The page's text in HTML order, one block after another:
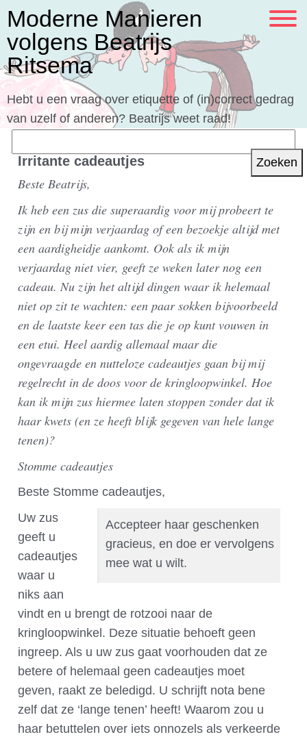
Moderne Manieren
volgens Beatrijs
Ritsema
Hebt u een vraag over etiquette of (in)correct gedrag
van uzelf of anderen? Beatrijs weet raad!
naar:Irritante cadeautjes
Beste Beatrijs,
Ik heb een zus die superaardig voor mij probeert te
zijn en bij mijn verjaardag of een bezoekje altijd met
een aardigheidje aankomt. Ook als ik mijn
verjaardag niet vier, geeft ze weken later nog een
cadeau. Nu zijn het altijd dingen waar ik helemaal
niet op zit te wachten: een paar sokken bijvoorbeeld
en de laatste keer een tas die je op kunt vouwen in
een etui. Heel aardig allemaal maar die
ongevraagde en nutteloze cadeautjes gaan bij mij
regelrecht in de doos voor de kringloopwinkel. Hoe
kan ik mijn zus hiermee laten stoppen zonder dat ik
haar kwets (en ze heeft blijk gegeven van hele lange
tenen)?
Stomme cadeautjes
Beste Stomme cadeautjes,
Accepteer haar geschenken
gracieus, en doe er vervolgens
mee wat u wilt.
Uw zus
geeft u
cadeautjes
waar u
niks aan
vindt en u brengt de rotzooi naar de
kringloopwinkel. Deze situatie behoeft geen
ingreep. Als u uw zus gaat voorhouden dat ze
betere of helemaal geen cadeautjes moet
geven, raakt ze beledigd. U schrijft nota bene
zelf dat ze ‘lange tenen’ heeft! Waarom zou u
haar betuttelen over iets onnozels als verkeerde